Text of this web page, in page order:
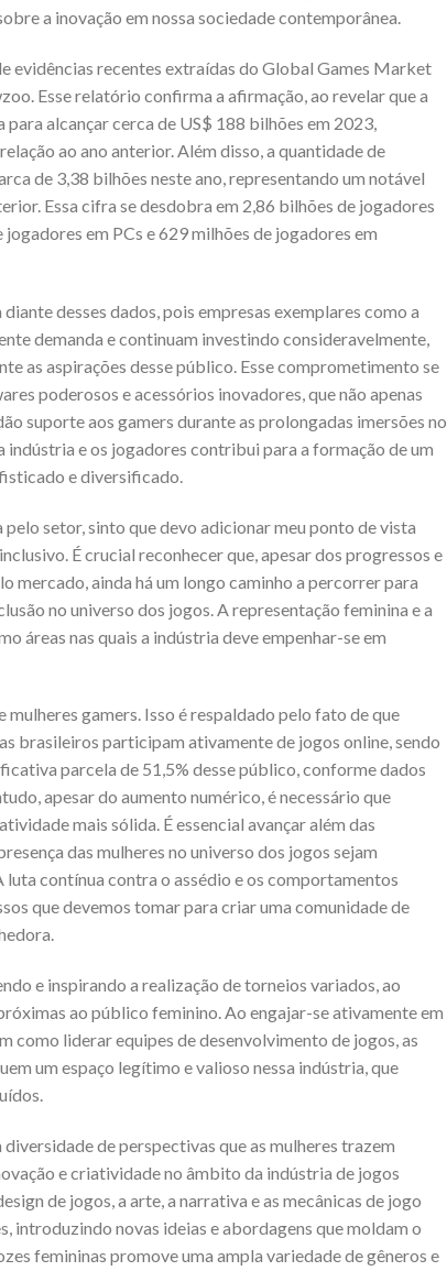
a inovação em nossa sociedade contemporânea.
evidências recentes extraídas do Global Games Market
Esse relatório confirma a afirmação, ao revelar que a
alcançar cerca de US$ 188 bilhões em 2023,
ao ano anterior. Além disso, a quantidade de
de 3,38 bilhões neste ano, representando um notável
Essa cifra se desdobra em 2,86 bilhões de jogadores
em PCs e 629 milhões de jogadores em
desses dados, pois empresas exemplares como a
demanda e continuam investindo consideravelmente,
as aspirações desse público. Esse comprometimento se
poderosos e acessórios inovadores, que não apenas
suporte aos gamers durante as prolongadas imersões no
indústria e os jogadores contribui para a formação de um
e diversificado.
setor, sinto que devo adicionar meu ponto de vista
É crucial reconhecer que, apesar dos progressos e
ainda há um longo caminho a percorrer para
no universo dos jogos. A representação feminina e a
áreas nas quais a indústria deve empenhar-se em
gamers. Isso é respaldado pelo fato de que
brasileiros participam ativamente de jogos online, sendo
parcela de 51,5% desse público, conforme dados
apesar do aumento numérico, é necessário que
mais sólida. É essencial avançar além das
das mulheres no universo dos jogos sejam
contínua contra o assédio e os comportamentos
que devemos tomar para criar uma comunidade de
e inspirando a realização de torneios variados, ao
ao público feminino. Ao engajar-se ativamente em
como liderar equipes de desenvolvimento de jogos, as
um espaço legítimo e valioso nessa indústria, que
de perspectivas que as mulheres trazem
e criatividade no âmbito da indústria de jogos
de jogos, a arte, a narrativa e as mecânicas de jogo
introduzindo novas ideias e abordagens que moldam o
femininas promove uma ampla variedade de gêneros e